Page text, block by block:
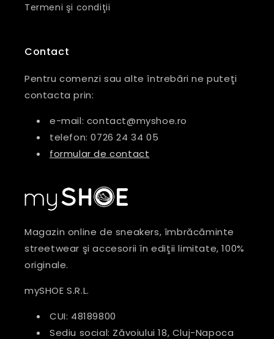
Termeni şi condiţii
Contact
Pentru comenzi sau alte întrebări ne puteţi
contacta prin:
e-mail: contact@myshoe.ro
telefon: 0726 24 34 05
formular de contact
Magazin online de sneakers, îmbrăcăminte
streetwear şi accesorii în ediţii limitate, 100%
originale.
mySHOE S.R.L.
CUI: 48189800
Sediu social: Zăvoiului 18, Cluj-Napoca